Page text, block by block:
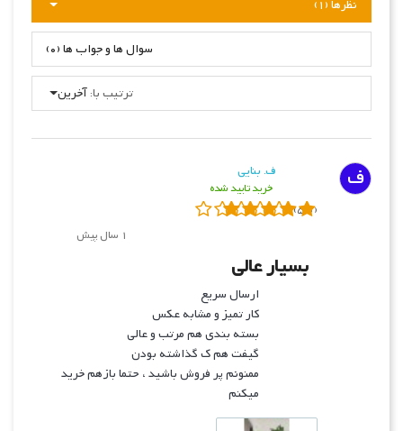
نظرها (1)
سوال ها و جواب ها (0)
ترتیب با: آخرین
ف ف. بنایی
خرید تایید شده
(5.0)
1 سال پیش
بسیار عالی
ارسال سریع
کار تمیز و مشابه عکس
بسته بندی هم مرتب و عالی
گیفت هم ک گذاشته بودن
ممنونم پر فروش باشید ، حتما بازهم خرید
میکنم